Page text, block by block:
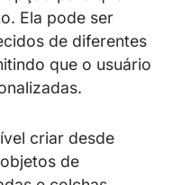
Ela pode ser
de diferentes
que o usuário
criar desde
de